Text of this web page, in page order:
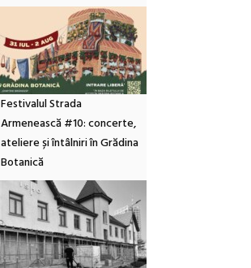
Festivalul Strada
Armenească #10: concerte,
ateliere și întâlniri în Grădina
Botanică